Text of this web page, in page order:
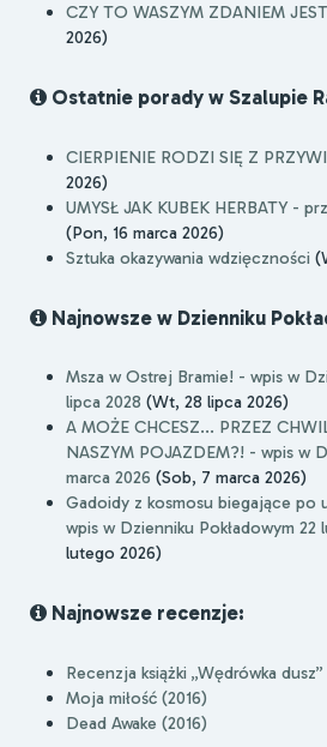
CZY TO WASZYM ZDANIEM
2026)
Ostatnie porady w Szalupie
CIERPIENIE RODZI SIĘ Z
2026)
UMYSŁ JAK KUBEK HERBATY -
(Pon, 16 marca 2026)
Sztuka okazywania wdzięczności
Najnowsze w Dzienniku
Msza w Ostrej Bramie! - wpis w
lipca 2028 (Wt, 28 lipca 2026)
A MOŻE CHCESZ... PRZEZ
NASZYM POJAZDEM?! - wpis w
marca 2026 (Sob, 7 marca 2026)
Gadoidy z kosmosu biegające
wpis w Dzienniku Pokładowym 22
lutego 2026)
Najnowsze recenzje:
Recenzja książki „Wędrówka
Moja miłość (2016)
Dead Awake (2016)